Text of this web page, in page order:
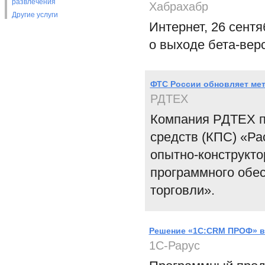
развлечения
Другие услуги
Хабрахабр
Интернет, 26
о выходе бета-
ФТС России обновляет
РДТЕХ
Компания РДТЕХ
средств (КПС)
опытно-
программного
торговли».
Решение «1С:СRM ПРОФ»
1С-Рарус